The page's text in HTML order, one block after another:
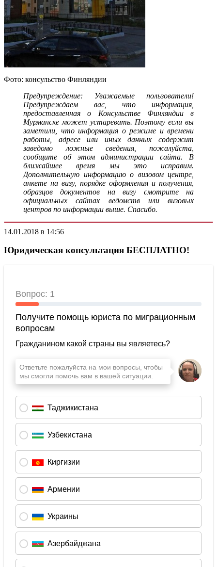
Фото: консульство Финляндии
Предупреждение: Уважаемые пользователи!
Предупреждаем вас, что информация,
предоставленная о Консульстве Финляндии в
Мурманске может устаревать. Поэтому если вы
заметили, что информация о режиме и времени
работы, адресе или иных данных содержит
заведомо ложные сведения, пожалуйста,
сообщите об этом администрации сайта. В
ближайшее время мы это исправим.
Дополнительную информацию о визовом центре,
анкете на визу, порядке оформления и получения,
образцов документов на визу смотрите на
официальных сайтах ведомств или визовых
центров по информации выше. Спасибо.
14.01.2018 в 14:56
Юридическая консультация БЕСПЛАТНО!